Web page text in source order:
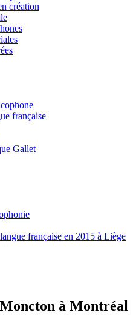
création
française
Gallet
française en 2015 à Liège
à Montréal